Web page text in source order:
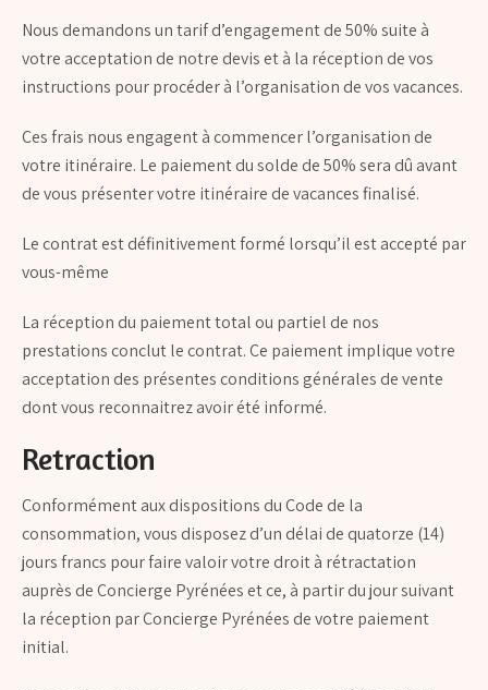
Nous demandons un tarif d’engagement de 50% suite à
votre acceptation de notre devis et à la réception de vos
instructions pour procéder à l’organisation de vos vacances.
Ces frais nous engagent à commencer l’organisation de
votre itinéraire. Le paiement du solde de 50% sera dû avant
de vous présenter votre itinéraire de vacances finalisé.
Le contrat est définitivement formé lorsqu’il est accepté par
vous-même
La réception du paiement total ou partiel de nos
prestations conclut le contrat. Ce paiement implique votre
acceptation des présentes conditions générales de vente
dont vous reconnaitrez avoir été informé.
Retraction
Conformément aux dispositions du Code de la
consommation, vous disposez d’un délai de quatorze (14)
jours francs pour faire valoir votre droit à rétractation
auprès de Concierge Pyrénées et ce, à partir du jour suivant
la réception par Concierge Pyrénées de votre paiement
initial.